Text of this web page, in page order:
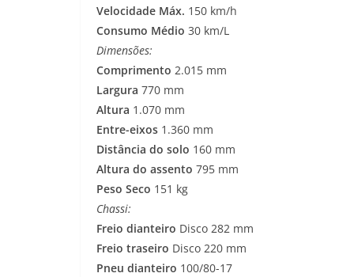
Velocidade Máx. 150 km/h
Consumo Médio 30 km/L
Dimensões:
Comprimento 2.015 mm
Largura 770 mm
Altura 1.070 mm
Entre-eixos 1.360 mm
Distância do solo 160 mm
Altura do assento 795 mm
Peso Seco 151 kg
Chassi:
Freio dianteiro Disco 282 mm
Freio traseiro Disco 220 mm
Pneu dianteiro 100/80-17